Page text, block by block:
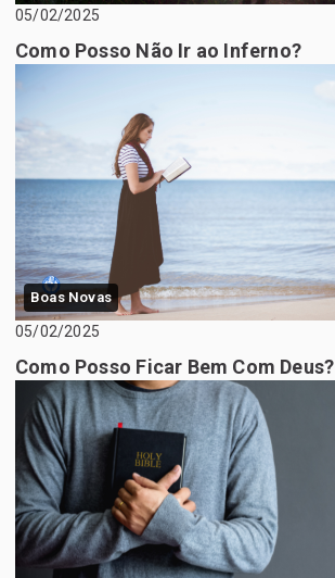
05/02/2025
Como Posso Não Ir ao Inferno?
Boas Novas
05/02/2025
Como Posso Ficar Bem Com Deus?